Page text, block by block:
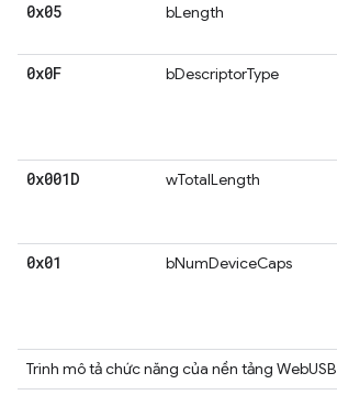
0x05 bLength
0x0F bDescriptorType
0x001D wTotalLength
0x01 bNumDeviceCaps
Trình mô tả chức năng của nền tảng WebUSB